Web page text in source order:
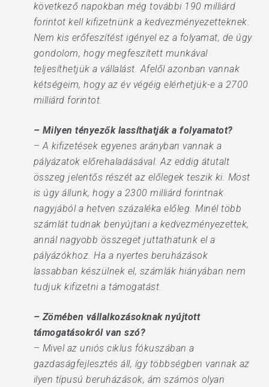
következő napokban még további 190 mil­liárd
forintot kell kifizetnünk a kedvezményezetteknek.
Nem kis erőfeszítést igényel ez a folyamat, de úgy
gondolom, hogy megfeszített munkával
teljesíthetjük a vállalást. Afelől azonban vannak
kétségeim, hogy az év végéig elérhetjük-e a 2700
milliárd forintot.
– Milyen tényezők lassíthatják a folyamatot?
– A kifizetések egyenes arányban vannak a
pályázatok előrehaladásával. Az eddig átutalt
összeg jelentős részét az előlegek teszik ki. Most
is úgy állunk, hogy a 2300 milliárd forintnak
nagyjából a hetven százaléka előleg. Minél több
számlát tudnak benyújtani a kedvezményezettek,
annál nagyobb összeget juttathatunk el a
pályázókhoz. Ha a nyertes beruházások
lassabban készülnek el, számlák hiányában nem
tudjuk kifizetni a támogatást.
– Zömében vállalkozásoknak nyújtott
támogatásokról van szó?
– Mivel az uniós ciklus fókuszában a
gazdaságfejlesztés áll, így többségben vannak az
ilyen típusú beruházások, ám számos olyan